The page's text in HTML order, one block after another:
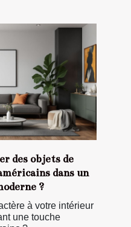
des objets de
dans un
?
à votre intérieur
une touche